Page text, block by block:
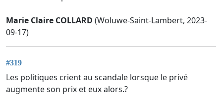
Marie Claire COLLARD (Woluwe-Saint-Lambert, 2023-
09-17)
#319
Les politiques crient au scandale lorsque le privé
augmente son prix et eux alors.?